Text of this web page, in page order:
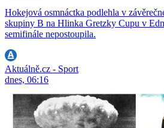
Hokejová osmnáctka podlehla v
skupiny B na Hlinka Gretzky Cupu v
semifinále nepostoupila.
Aktuálně.cz - Sport
dnes, 06:16